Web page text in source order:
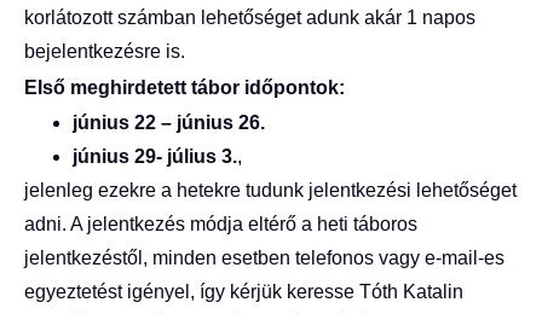
korlátozott számban lehetőséget adunk akár 1 napos
bejelentkezésre is.
Első meghirdetett tábor időpontok:
június 22 – június 26.
június 29- július 3.,
jelenleg ezekre a hetekre tudunk jelentkezési lehetőséget
adni. A jelentkezés módja eltérő a heti táboros
jelentkezéstől, minden esetben telefonos vagy e-mail-es
egyeztetést igényel, így kérjük keresse Tóth Katalin